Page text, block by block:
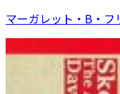
マーガレット・B・